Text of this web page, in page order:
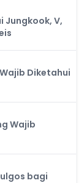
Jungkook, V,
Wajib Diketahui
Wajib
bagi